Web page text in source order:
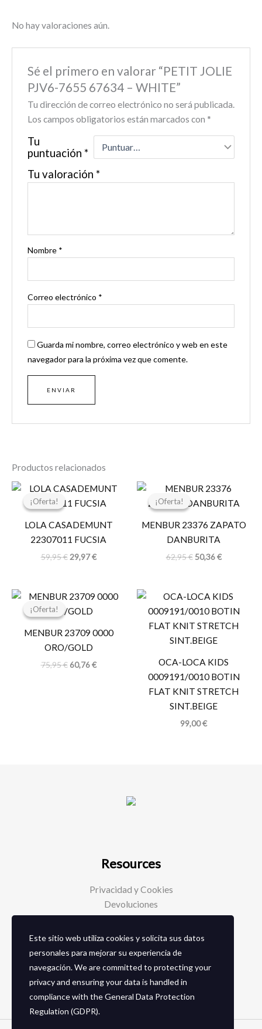
No hay valoraciones aún.
Sé el primero en valorar “PETIT JOLIE
PJV6-7655 67634 – WHITE”
Tu dirección de correo electrónico no será publicada.
Los campos obligatorios están marcados con *
Tu
puntuación *
Tu valoración *
Nombre *
Correo electrónico *
Guarda mi nombre, correo electrónico y web en este
navegador para la próxima vez que comente.
Productos relacionados
¡Oferta!
¡Oferta!
LOLA CASADEMUNT
22307011 FUCSIA
59,95€
El
original
59,95 €.
29,97€
El
actual
29,97 €.
¡Oferta!
¡Oferta!
MENBUR 23376 ZAPATO
DANBURITA
62,95€
El
original
62,95 €.
50,36€
El
actual
50,36 €.
¡Oferta!
¡Oferta!
MENBUR 23709 0000
ORO/GOLD
75,95€
El
original
75,95 €.
60,76€
El
60,76 €.
OCA-LOCA KIDS
0009191/0010 BOTIN
FLAT KNIT STRETCH
SINT.BEIGE
99,00€
Resources
Privacidad y Cookies
Devoluciones
Social Media
Facebook
Instagram
Este sitio web utiliza cookies y solicita sus datos
personales para mejorar su experiencia de
navegación. We are committed to protecting your
privacy and ensuring your data is handled in
compliance with theGeneral Data Protection
Regulation (GDPR).